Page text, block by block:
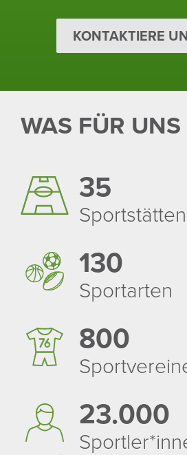
KONTAKTIERE
WAS FÜR
35
Sport­stätten
130
Sport­arten
800
23.000